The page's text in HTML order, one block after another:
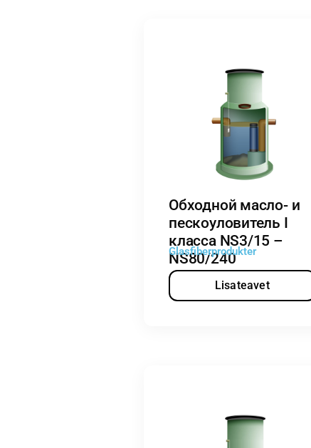
Обходной масло- и
пескоуловитель I
класса NS3/15 –
NS80/240
Glasfiberprodukter
Lisateavet